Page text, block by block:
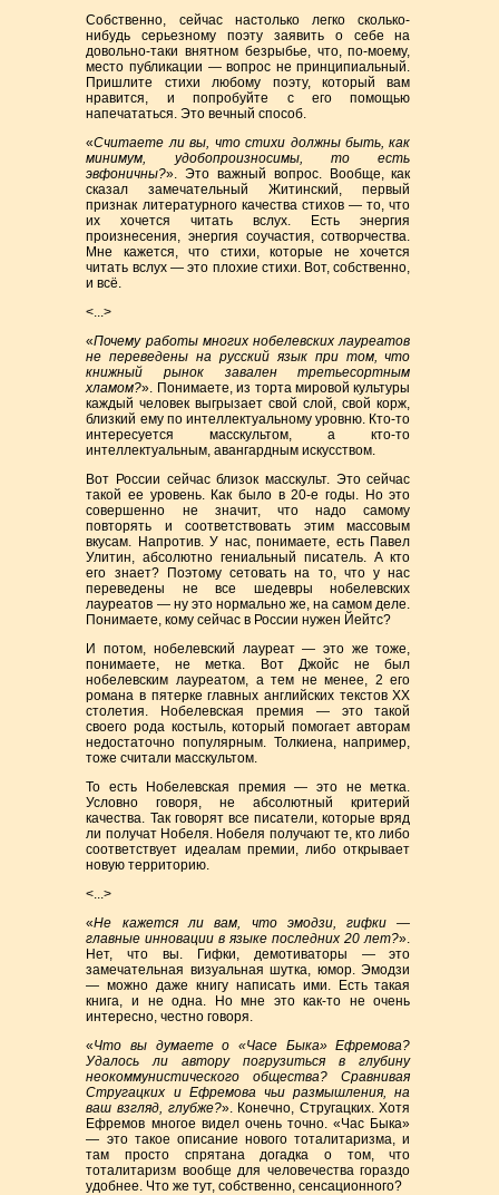
Собственно, сейчас настолько легко сколько-
нибудь серьезному поэту заявить о себе на
довольно-таки внятном безрыбье, что, по-моему,
место публикации — вопрос не принципиальный.
Пришлите стихи любому поэту, который вам
нравится, и попробуйте с его помощью
напечататься. Это вечный способ.
«Считаете ли вы, что стихи должны быть, как
минимум, удобопроизносимы, то есть
эвфоничны?». Это важный вопрос. Вообще, как
сказал замечательный Житинский, первый
признак литературного качества стихов — то, что
их хочется читать вслух. Есть энергия
произнесения, энергия соучастия, сотворчества.
Мне кажется, что стихи, которые не хочется
читать вслух — это плохие стихи. Вот, собственно,
и всё.
<...>
«Почему работы многих нобелевских лауреатов
не переведены на русский язык при том, что
книжный рынок завален третьесортным
хламом?». Понимаете, из торта мировой культуры
каждый человек выгрызает свой слой, свой корж,
близкий ему по интеллектуальному уровню. Кто-то
интересуется масскультом, а кто-то
интеллектуальным, авангардным искусством.
Вот России сейчас близок масскульт. Это сейчас
такой ее уровень. Как было в 20-е годы. Но это
совершенно не значит, что надо самому
повторять и соответствовать этим массовым
вкусам. Напротив. У нас, понимаете, есть Павел
Улитин, абсолютно гениальный писатель. А кто
его знает? Поэтому сетовать на то, что у нас
переведены не все шедевры нобелевских
лауреатов — ну это нормально же, на самом деле.
Понимаете, кому сейчас в России нужен Йейтс?
И потом, нобелевский лауреат — это же тоже,
понимаете, не метка. Вот Джойс не был
нобелевским лауреатом, а тем не менее, 2 его
романа в пятерке главных английских текстов XX
столетия. Нобелевская премия — это такой
своего рода костыль, который помогает авторам
недостаточно популярным. Толкиена, например,
тоже считали масскультом.
То есть Нобелевская премия — это не метка.
Условно говоря, не абсолютный критерий
качества. Так говорят все писатели, которые вряд
ли получат Нобеля. Нобеля получают те, кто либо
соответствует идеалам премии, либо открывает
новую территорию.
<...>
«Не кажется ли вам, что эмодзи, гифки —
главные инновации в языке последних 20 лет?».
Нет, что вы. Гифки, демотиваторы — это
замечательная визуальная шутка, юмор. Эмодзи
— можно даже книгу написать ими. Есть такая
книга, и не одна. Но мне это как-то не очень
интересно, честно говоря.
«Что вы думаете о «Часе Быка» Ефремова?
Удалось ли автору погрузиться в глубину
неокоммунистического общества? Сравнивая
Стругацких и Ефремова чьи размышления, на
ваш взгляд, глубже?». Конечно, Стругацких. Хотя
Ефремов многое видел очень точно. «Час Быка»
— это такое описание нового тоталитаризма, и
там просто спрятана догадка о том, что
тоталитаризм вообще для человечества гораздо
удобнее. Что же тут, собственно, сенсационного?